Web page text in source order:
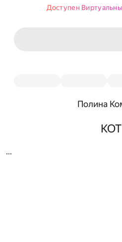
Доступен
Полина
КОТ
...